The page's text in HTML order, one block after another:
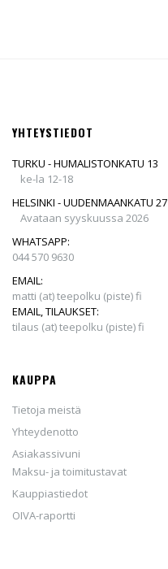
YHTEYSTIEDOT
TURKU - HUMALISTONKATU 13
ke-la 12-18
HELSINKI - UUDENMAANKATU 27
Avataan syyskuussa 2026
WHATSAPP:
044 570 9630
EMAIL:
matti (at) teepolku (piste) fi
EMAIL, TILAUKSET:
tilaus (at) teepolku (piste) fi
KAUPPA
Tietoja meistä
Yhteydenotto
Asiakassivuni
Maksu- ja toimitustavat
Kauppiastiedot
OIVA-raportti